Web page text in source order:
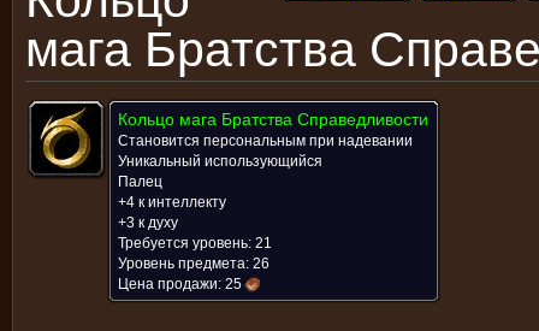
мага Братства
Кольцо мага Братства Справедливости
Становится персональным при надевании
Уникальный использующийся
Палец
+4 к интеллекту
+3 к духу
Требуется уровень: 21
Уровень предмета: 26
Цена продажи: 25